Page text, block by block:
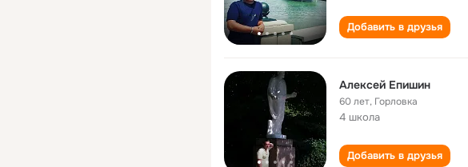
Добавить в друзья
Алексей Епишин
60 лет, Горловка
4 школа
Добавить в друзья